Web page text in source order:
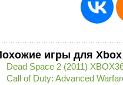
игры для Xbox
Dead Space 2 (2011)
Call of Duty: Advanced